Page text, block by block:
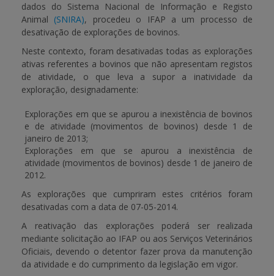
APOIO AO BENEFICIÁRIO
Entrar / Registar
dados do Sistema Nacional de Informação e Registo
Animal (SNIRA), procedeu o IFAP a um processo de
desativação de explorações de bovinos.
Neste contexto, foram desativadas todas as explorações
ativas referentes a bovinos que não apresentam registos
de atividade, o que leva a supor a inatividade da
exploração, designadamente:
Explorações em que se apurou a inexistência de bovinos
e de atividade (movimentos de bovinos) desde 1 de
janeiro de 2013;
Explorações em que se apurou a inexistência de
atividade (movimentos de bovinos) desde 1 de janeiro de
2012.
As explorações que cumpriram estes critérios foram
desativadas com a data de 07-05-2014.
A reativação das explorações poderá ser realizada
mediante solicitação ao IFAP ou aos Serviços Veterinários
Oficiais, devendo o detentor fazer prova da manutenção
da atividade e do cumprimento da legislação em vigor.